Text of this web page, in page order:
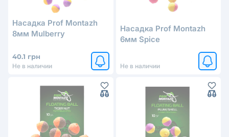
Насадка Prof Montazh
8мм Mulberry
40.1 грн
Не в наличии
Насадка Prof Montazh
6мм Spice
Не в наличии